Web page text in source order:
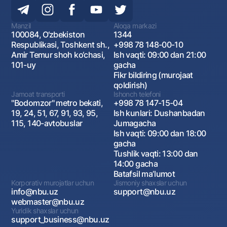
Manzil
100084, O‘zbekiston
Respublikasi, Toshkent sh.,
Amir Temur shoh ko‘chasi,
101-uy
Aloqa markazi
1344
+998 78 148-00-10
Ish vaqti: 09:00 dan 21:00
gacha
Fikr bildiring (murojaat
qoldirish)
Jamoat transporti
"Bodomzor" metro bekati,
19, 24, 51, 67, 91, 93, 95,
115, 140-avtobuslar
Ishonch telefoni
+998 78 147-15-04
Ish kunlari: Dushanbadan
Jumagacha
Ish vaqti: 09:00 dan 18:00
gacha
Tushlik vaqti: 13:00 dan
14:00 gacha
Batafsil maʼlumot
Korporativ murojatlar uchun
info@nbu.uz
webmaster@nbu.uz
Jismoniy shaxslar uchun
support@nbu.uz
Yuridik shaxslar uchun
support_business@nbu.uz